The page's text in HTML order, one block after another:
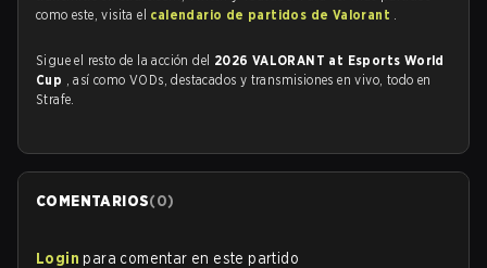
como este, visita el calendario de partidos de Valorant .
Sigue el resto de la acción del 2026 VALORANT at Esports World
Cup , así como VODs, destacados y transmisiones en vivo, todo en
Strafe.
COMENTARIOS(0)
Login para comentar en este partido